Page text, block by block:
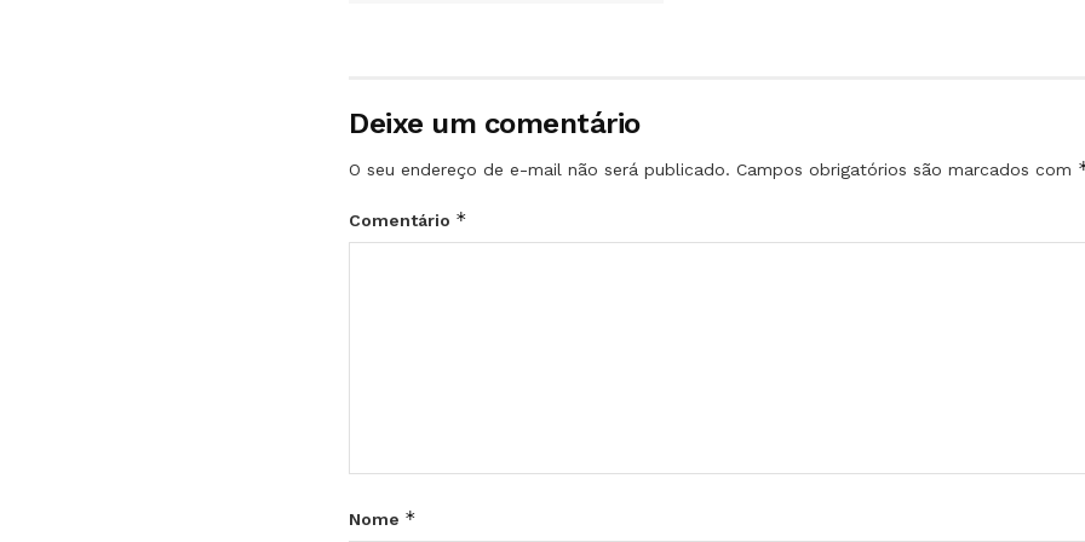
Deixe um comentário
O seu endereço de e-mail não será publicado. Campos obrigatórios são marcados com
Comentário *
Nome *